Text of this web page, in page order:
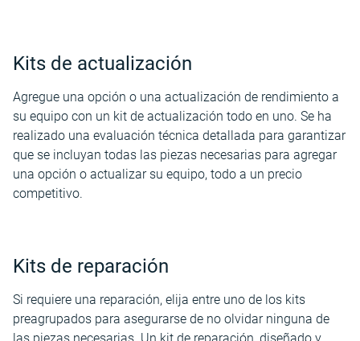
Kits de actualización
Agregue una opción o una actualización de rendimiento a
su equipo con un kit de actualización todo en uno. Se ha
realizado una evaluación técnica detallada para garantizar
que se incluyan todas las piezas necesarias para agregar
una opción o actualizar su equipo, todo a un precio
competitivo.
Kits de reparación
Si requiere una reparación, elija entre uno de los kits
preagrupados para asegurarse de no olvidar ninguna de